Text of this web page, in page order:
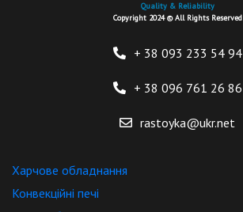
Quality & Reliability
Copyright 2024 © All Rights Reserved
Харчове обладнання
Конвекційні печі
+ 38 093 233 54 94
+ 38 096 761 26 86
rastoyka@ukr.net